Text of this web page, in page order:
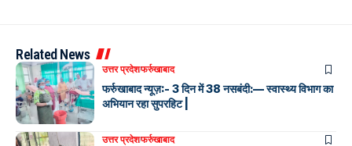
Related News
उत्तर प्रदेशफर्रुखाबाद
फर्रुखाबाद न्यूज़:- 3 दिन में 38 नसबंदी:— स्वास्थ्य विभाग का
अभियान रहा सुपरहिट |
उत्तर प्रदेशफर्रुखाबाद